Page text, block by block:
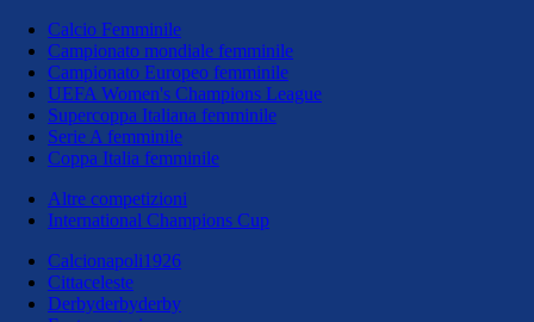
Calcio Femminile
Campionato mondiale femminile
Campionato Europeo femminile
UEFA Women's Champions League
Supercoppa Italiana femminile
Serie A femminile
Coppa Italia femminile
Altre competizioni
International Champions Cup
Calcionapoli1926
Cittaceleste
Derbyderbyderby